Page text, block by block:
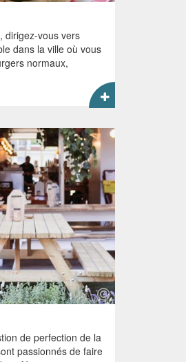
dirigez-vous vers
dans la ville où vous
normaux,
de perfection de la
passionnés de faire